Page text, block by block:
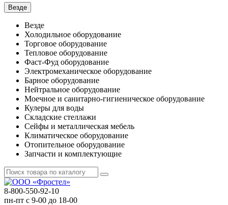
Везде
Везде
Холодильное оборудование
Торговое оборудование
Тепловое оборудование
Фаст-Фуд оборудование
Электромеханическое оборудование
Барное оборудование
Нейтральное оборудование
Моечное и санитарно-гигиеническое оборудование
Кулеры для воды
Складские стеллажи
Сейфы и металлическая мебель
Климатическое оборудование
Отопительное оборудование
Запчасти и комплектующие
8-800-550-92-10
пн-пт с 9-00 до 18-00